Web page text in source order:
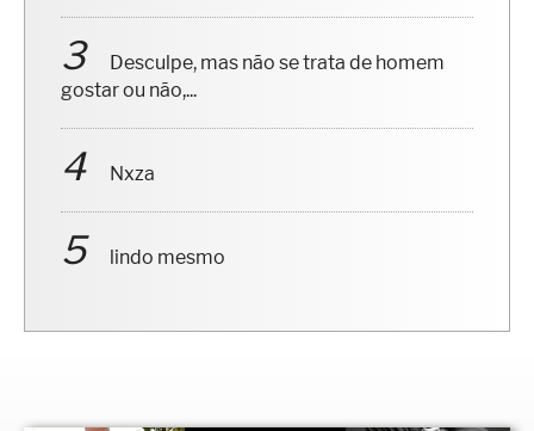
Desculpe, mas não se trata de homem
gostar ou não,...
Nxza
lindo mesmo